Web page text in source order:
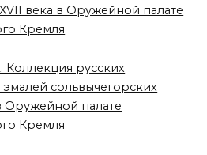
века в Оружейной палате
Кремля
Коллекция русских
сольвычегорских
Оружейной палате
Кремля